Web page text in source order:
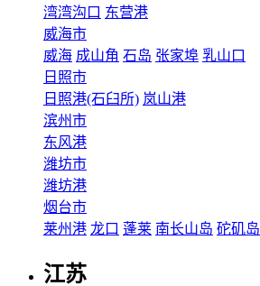
湾湾沟口 东营港
威海市
威海 成山角 石岛 张家埠 乳山口
日照市
日照港(石臼所) 岚山港
滨州市
东风港
潍坊市
潍坊港
烟台市
莱州港 龙口 蓬莱 南长山岛 砣矶岛
江苏